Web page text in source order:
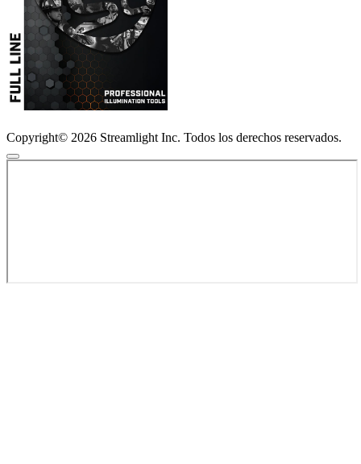
Copyright© 2026 Streamlight Inc. Todos los derechos reservados.